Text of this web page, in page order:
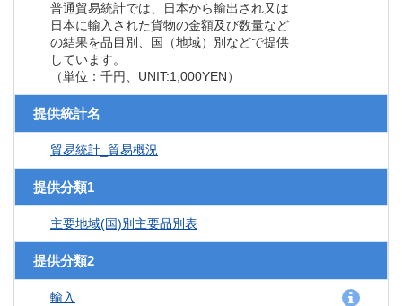
普通貿易統計では、日本から輸出され又は
日本に輸入された貨物の金額及び数量など
の結果を品目別、国（地域）別などで提供
しています。
（単位：千円、UNIT:1,000YEN）
提供統計名
貿易統計_貿易概況
提供分類1
主要地域(国)別主要品別表
提供分類2
輸入